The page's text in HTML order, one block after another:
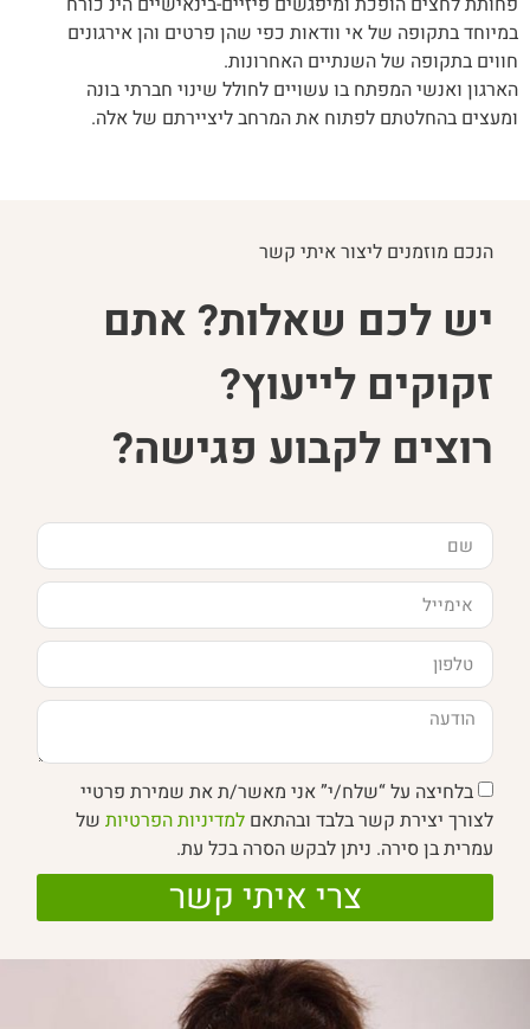
במיוחד בתקופה של אי וודאות כפי שהן פרטים והן אירגונים
חווים בתקופה של השנתיים האחרונות.
הארגון ואנשי המפתח בו עשויים לחולל שינוי חברתי בונה
ומעצים בהחלטתם לפתוח את המרחב ליציירתם של אלה.
הנכם מוזמנים ליצור איתי קשר
יש לכם שאלות? אתם
זקוקים לייעוץ?
רוצים לקבוע פגישה?
בלחיצה על “שלח/י” אני מאשר/ת את שמירת פרטיי
לצורך יצירת קשר בלבד ובהתאםלמדיניות הפרטיות של
עמרית בן סירה. ניתן לבקש הסרה בכל עת.
צרי איתי קשר